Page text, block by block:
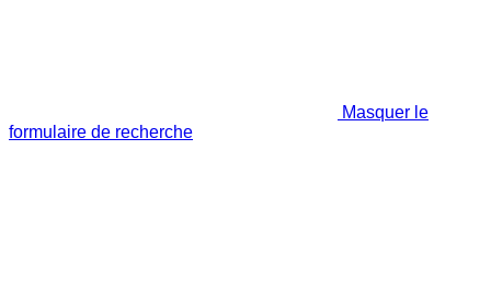
Masquer le
formulaire de recherche